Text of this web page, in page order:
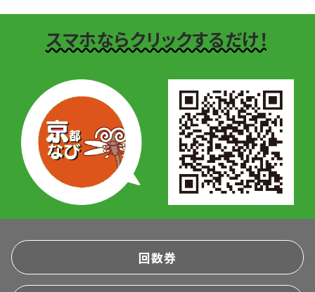
スマホならクリックするだけ！
回数券